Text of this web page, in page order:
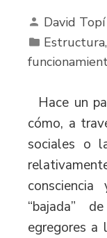
David Topí
Hace un
cómo, a
sociales o
“bajada”
egregores a